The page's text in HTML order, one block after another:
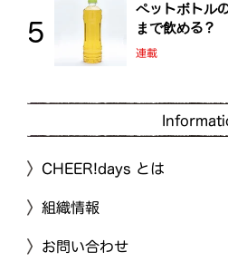
ペットボトル
まで飲める？
連載
CHEER!days とは
組織情報
お問い合わせ